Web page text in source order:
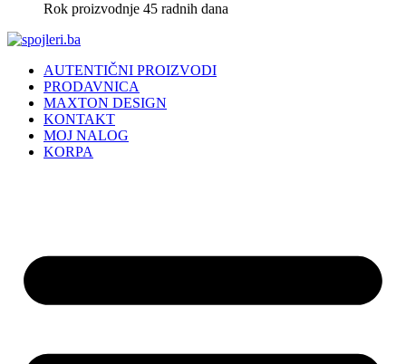
Rok proizvodnje 45 radnih dana
AUTENTIČNI PROIZVODI
PRODAVNICA
MAXTON DESIGN
KONTAKT
MOJ NALOG
KORPA